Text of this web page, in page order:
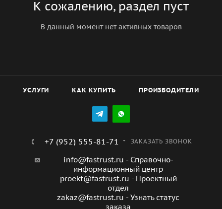
К сожалению, раздел пуст
В данный момент нет активных товаров
УСЛУГИ КАК КУПИТЬ ПРОИЗВОДИТЕЛИ
+7 (952) 555-81-71 ЗАКАЗАТЬ ЗВОНОК
info@fastrust.ru - Справочно-
информационный центр
proekt@fastrust.ru - Проектный
отдел
zakaz@fastrust.ru - Узнать статус
заказа